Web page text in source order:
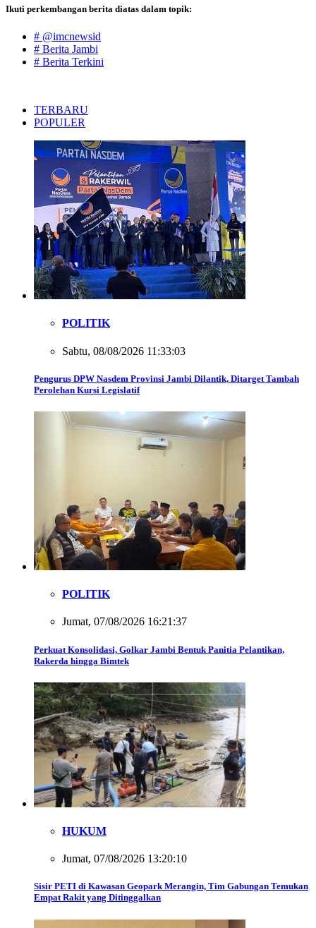
Ikuti perkembangan berita diatas dalam topik:
# @imcnewsid
# Berita Jambi
# Berita Terkini
TERBARU
POPULER
POLITIK
Sabtu, 08/08/2026 11:33:03
Pengurus DPW Nasdem Provinsi Jambi Dilantik, Ditarget Tambah
Perolehan Kursi Legislatif
POLITIK
Jumat, 07/08/2026 16:21:37
Perkuat Konsolidasi, Golkar Jambi Bentuk Panitia Pelantikan,
Rakerda hingga Bimtek
HUKUM
Jumat, 07/08/2026 13:20:10
Sisir PETI di Kawasan Geopark Merangin, Tim Gabungan Temukan
Empat Rakit yang Ditinggalkan